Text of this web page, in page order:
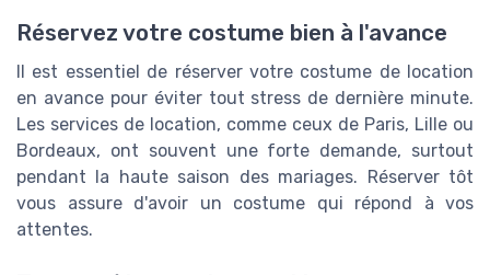
Réservez votre costume bien à l'avance
Il est essentiel de réserver votre costume de location
en avance pour éviter tout stress de dernière minute.
Les services de location, comme ceux de Paris, Lille ou
Bordeaux, ont souvent une forte demande, surtout
pendant la haute saison des mariages. Réserver tôt
vous assure d'avoir un costume qui répond à vos
attentes.